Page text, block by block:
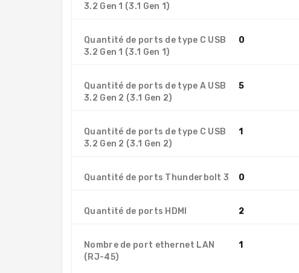
3.2 Gen 1 (3.1 Gen 1)
Quantité de ports de type C USB
3.2 Gen 1 (3.1 Gen 1)
0
Quantité de ports de type A USB
3.2 Gen 2 (3.1 Gen 2)
5
Quantité de ports de type C USB
3.2 Gen 2 (3.1 Gen 2)
1
Quantité de ports Thunderbolt 3 0
Quantité de ports HDMI 2
Nombre de port ethernet LAN
(RJ-45)
1